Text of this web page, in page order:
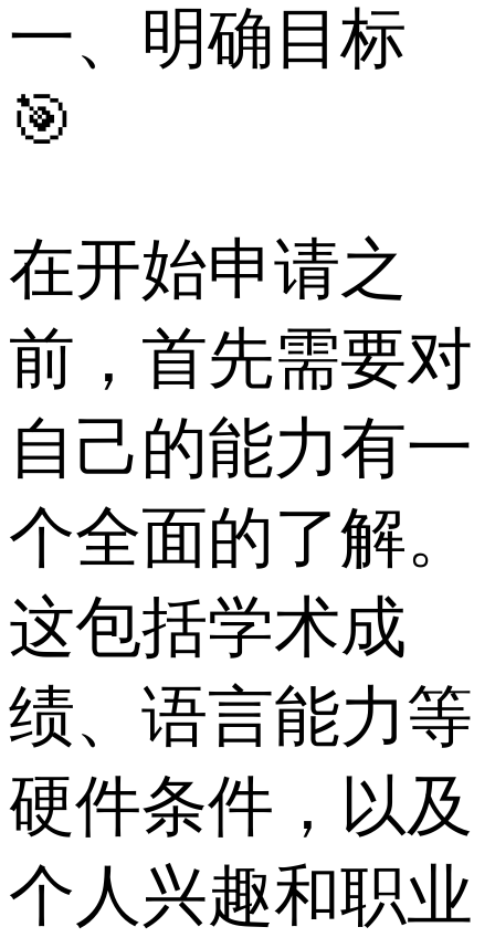
一、明确目标
🎯
在开始申请之
前，首先需要对
自己的能力有一
个全面的了解。
这包括学术成
绩、语言能力等
硬件条件，以及
个人兴趣和职业